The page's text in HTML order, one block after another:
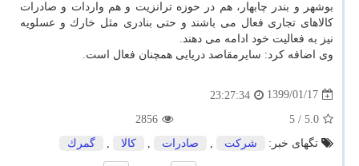
بوشهر و بندر چابهار، هم در حوزه ترانزیت و هم واردات و صادرات
كالاهای تجاری فعال می باشند و حتی بنادری مثل خارك و عسلویه
نیز به فعالیت خود ادامه می دهند.
وی اضافه كرد: سایرمقاصد دریایی همچنان فعال است.
1399/01/17
23:27:34
5.0
/ 5
2856
تگهای خبر:
شركت , صادرات , كالا , گمرك